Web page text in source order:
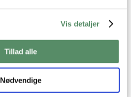
Vis detaljer
Tillad alle
Nødvendige